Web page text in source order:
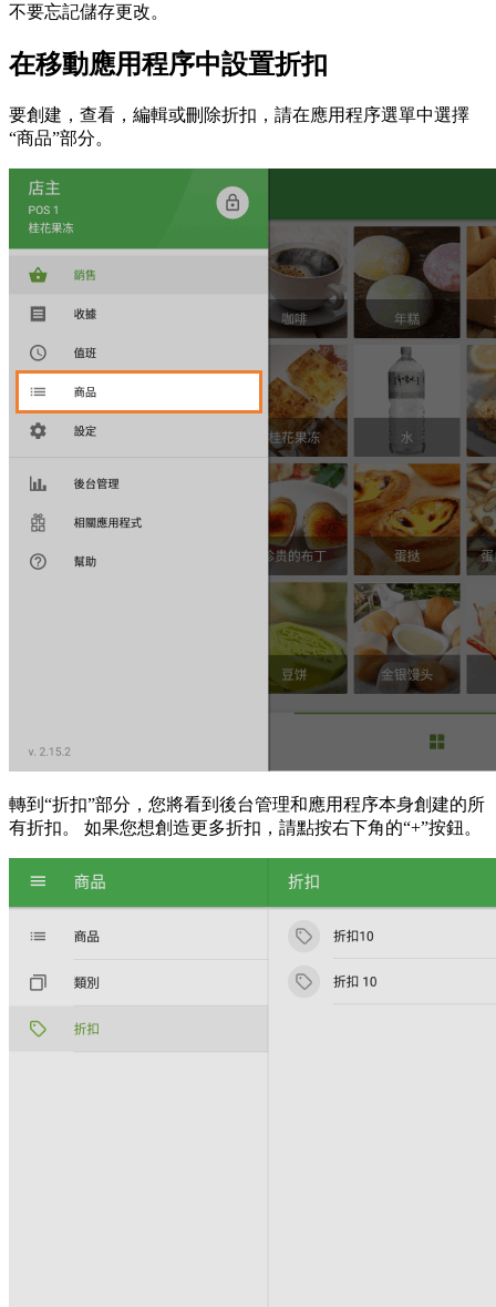
不要忘記儲存更改。
在移動應用程序中設置折扣
要創建，查看，編輯或刪除折扣，請在應用程序選單中選擇
“商品”部分。
轉到“折扣”部分，您將看到後台管理和應用程序本身創建的所
有折扣。 如果您想創造更多折扣，請點按右下角的“+”按鈕。